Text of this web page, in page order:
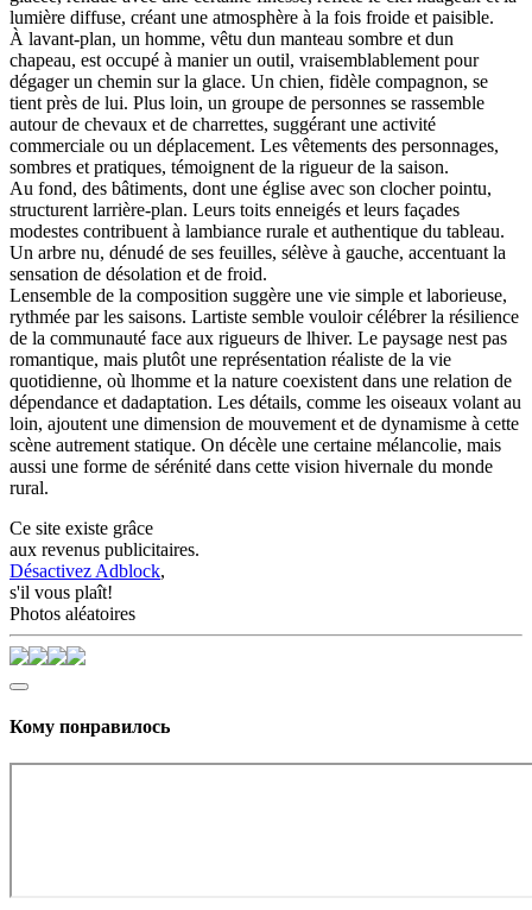
lumière diffuse, créant une atmosphère à la fois froide et paisible.
À lavant-plan, un homme, vêtu dun manteau sombre et dun
chapeau, est occupé à manier un outil, vraisemblablement pour
dégager un chemin sur la glace. Un chien, fidèle compagnon, se
tient près de lui. Plus loin, un groupe de personnes se rassemble
autour de chevaux et de charrettes, suggérant une activité
commerciale ou un déplacement. Les vêtements des personnages,
sombres et pratiques, témoignent de la rigueur de la saison.
Au fond, des bâtiments, dont une église avec son clocher pointu,
structurent larrière-plan. Leurs toits enneigés et leurs façades
modestes contribuent à lambiance rurale et authentique du tableau.
Un arbre nu, dénudé de ses feuilles, sélève à gauche, accentuant la
sensation de désolation et de froid.
Lensemble de la composition suggère une vie simple et laborieuse,
rythmée par les saisons. Lartiste semble vouloir célébrer la résilience
de la communauté face aux rigueurs de lhiver. Le paysage nest pas
romantique, mais plutôt une représentation réaliste de la vie
quotidienne, où lhomme et la nature coexistent dans une relation de
dépendance et dadaptation. Les détails, comme les oiseaux volant au
loin, ajoutent une dimension de mouvement et de dynamisme à cette
scène autrement statique. On décèle une certaine mélancolie, mais
aussi une forme de sérénité dans cette vision hivernale du monde
rural.
Ce site existe grâce
aux revenus publicitaires.
Désactivez Adblock,
s'il vous plaît!
Photos aléatoires
Кому понравилось